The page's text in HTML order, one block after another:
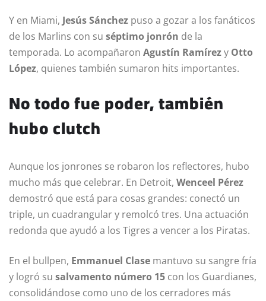
Y en Miami, Jesús Sánchez puso a gozar a los fanáticos
de los Marlins con su séptimo jonrón de la
temporada. Lo acompañaron Agustín Ramírezy Otto
López, quienes también sumaron hits importantes.
No todo fue poder, también
hubo clutch
Aunque los jonrones se robaron los reflectores, hubo
mucho más que celebrar. En Detroit, Wenceel Pérez
demostró que está para cosas grandes: conectó un
triple, un cuadrangular y remolcó tres. Una actuación
redonda que ayudó a los Tigres a vencer a los Piratas.
En el bullpen, Emmanuel Clase mantuvo su sangre fría
y logró su salvamento número 15 con los Guardianes,
consolidándose como uno de los cerradores más